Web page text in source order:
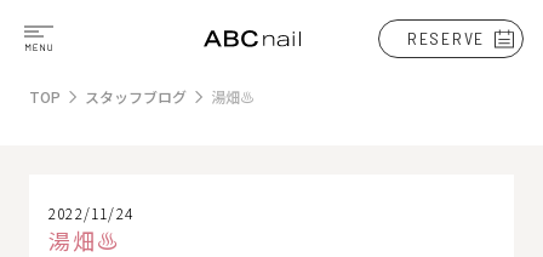
RESERVE
TOP スタッフブログ 湯畑♨
2022/11/24
湯畑♨